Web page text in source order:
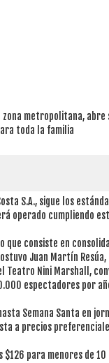
zona metropolitana,
toda la familia
S.A., sigue los
operado cumpliendo
consiste en
Juan Martín Resúa,
Teatro Nini Marshall,
espectadores por
Semana Santa en
a precios
para menores de